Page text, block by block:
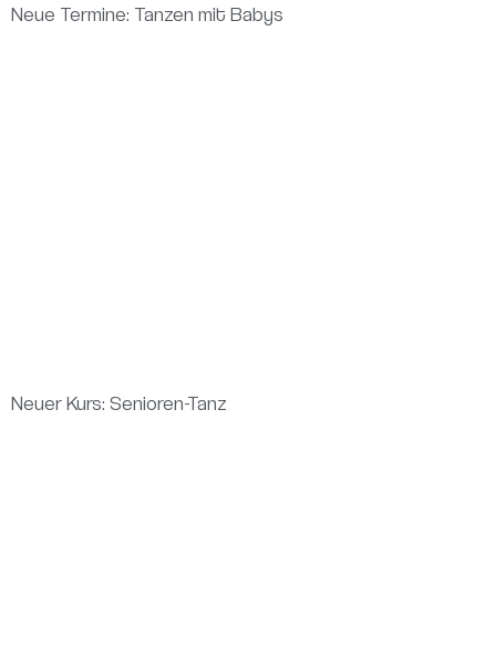
Neue Termine: Tanzen mit Babys
Neuer Kurs: Senioren-Tanz